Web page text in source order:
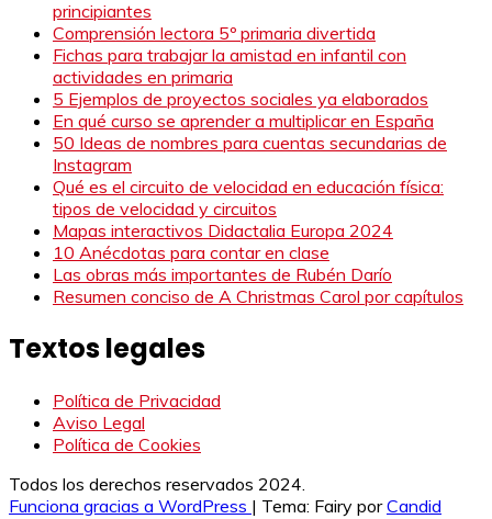
principiantes
Comprensión lectora 5º primaria divertida
Fichas para trabajar la amistad en infantil con
actividades en primaria
5 Ejemplos de proyectos sociales ya elaborados
En qué curso se aprender a multiplicar en España
50 Ideas de nombres para cuentas secundarias de
Instagram
Qué es el circuito de velocidad en educación física:
tipos de velocidad y circuitos
Mapas interactivos Didactalia Europa 2024
10 Anécdotas para contar en clase
Las obras más importantes de Rubén Darío
Resumen conciso de A Christmas Carol por capítulos
Textos legales
Política de Privacidad
Aviso Legal
Política de Cookies
Todos los derechos reservados 2024.
Funciona gracias a WordPress | Tema: Fairy porCandid